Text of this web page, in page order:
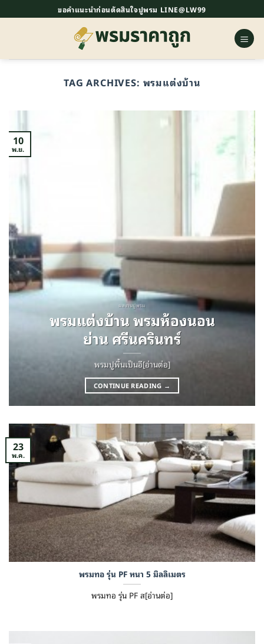
ไป
ขอคำแนะนำก่อนตัดสินใจปูพรม LINE@LW99
TAG ARCHIVES: พรมแต่งบ้าน
ผลงานปูพรม
พรมแต่งบ้าน พรมห้องนอน
ย่าน ศรีนครินทร์
พรมปูพื้นเป็นอี[อ่านต่อ]
CONTINUE READING →
10
พ.ย.
พรมทอ รุ่น PF หนา 5 มิลลิเมตร
พรมทอ รุ่น PF ส[อ่านต่อ]
23
พ.ค.